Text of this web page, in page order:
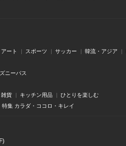
アート スポーツ サッカー 韓流・アジア
ニーパス
雑貨 キッチン用品 ひとりを楽しむ
特集 カラダ・ココロ・キレイ